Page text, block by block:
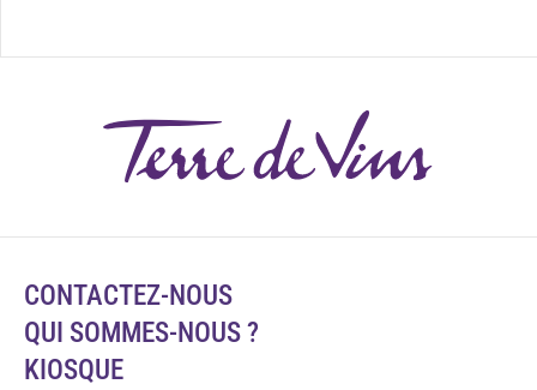
CONTACTEZ-NOUS
QUI SOMMES-NOUS ?
KIOSQUE